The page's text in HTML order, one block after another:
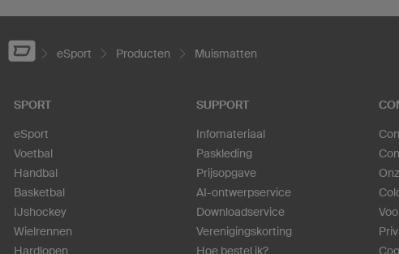
eSport Producten Muismatten
SPORT
eSport
Voetbal
Handbal
Basketbal
IJshockey
Wielrennen
Hardlopen
SUPPORT
Infomateriaal
Paskleding
Prijsopgave
AI-ontwerpservice
Downloadservice
Verenigingskorting
Hoe bestel ik?